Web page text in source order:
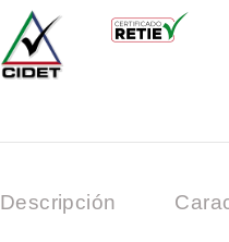
Descripción